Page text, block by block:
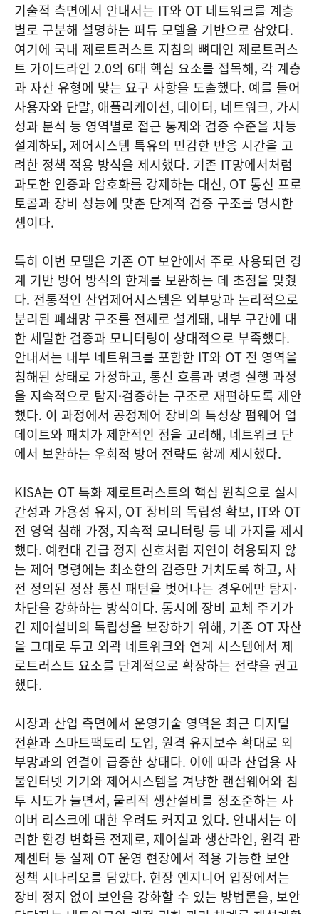
기술적 측면에서 안내서는 IT와 OT 네트워크를 계층
별로 구분해 설명하는 퍼듀 모델을 기반으로 삼았다.
여기에 국내 제로트러스트 지침의 뼈대인 제로트러스
트 가이드라인 2.0의 6대 핵심 요소를 접목해, 각 계층
과 자산 유형에 맞는 요구 사항을 도출했다. 예를 들어
사용자와 단말, 애플리케이션, 데이터, 네트워크, 가시
성과 분석 등 영역별로 접근 통제와 검증 수준을 차등
설계하되, 제어시스템 특유의 민감한 반응 시간을 고
려한 정책 적용 방식을 제시했다. 기존 IT망에서처럼
과도한 인증과 암호화를 강제하는 대신, OT 통신 프로
토콜과 장비 성능에 맞춘 단계적 검증 구조를 명시한
셈이다.
특히 이번 모델은 기존 OT 보안에서 주로 사용되던 경
계 기반 방어 방식의 한계를 보완하는 데 초점을 맞췄
다. 전통적인 산업제어시스템은 외부망과 논리적으로
분리된 폐쇄망 구조를 전제로 설계돼, 내부 구간에 대
한 세밀한 검증과 모니터링이 상대적으로 부족했다.
안내서는 내부 네트워크를 포함한 IT와 OT 전 영역을
침해된 상태로 가정하고, 통신 흐름과 명령 실행 과정
을 지속적으로 탐지·검증하는 구조로 재편하도록 제안
했다. 이 과정에서 공정제어 장비의 특성상 펌웨어 업
데이트와 패치가 제한적인 점을 고려해, 네트워크 단
에서 보완하는 우회적 방어 전략도 함께 제시했다.
KISA는 OT 특화 제로트러스트의 핵심 원칙으로 실시
간성과 가용성 유지, OT 장비의 독립성 확보, IT와 OT
전 영역 침해 가정, 지속적 모니터링 등 네 가지를 제시
했다. 예컨대 긴급 정지 신호처럼 지연이 허용되지 않
는 제어 명령에는 최소한의 검증만 거치도록 하고, 사
전 정의된 정상 통신 패턴을 벗어나는 경우에만 탐지·
차단을 강화하는 방식이다. 동시에 장비 교체 주기가
긴 제어설비의 독립성을 보장하기 위해, 기존 OT 자산
을 그대로 두고 외곽 네트워크와 연계 시스템에서 제
로트러스트 요소를 단계적으로 확장하는 전략을 권고
했다.
시장과 산업 측면에서 운영기술 영역은 최근 디지털
전환과 스마트팩토리 도입, 원격 유지보수 확대로 외
부망과의 연결이 급증한 상태다. 이에 따라 산업용 사
물인터넷 기기와 제어시스템을 겨냥한 랜섬웨어와 침
투 시도가 늘면서, 물리적 생산설비를 정조준하는 사
이버 리스크에 대한 우려도 커지고 있다. 안내서는 이
러한 환경 변화를 전제로, 제어실과 생산라인, 원격 관
제센터 등 실제 OT 운영 현장에서 적용 가능한 보안
정책 시나리오를 담았다. 현장 엔지니어 입장에서는
장비 정지 없이 보안을 강화할 수 있는 방법론을, 보안